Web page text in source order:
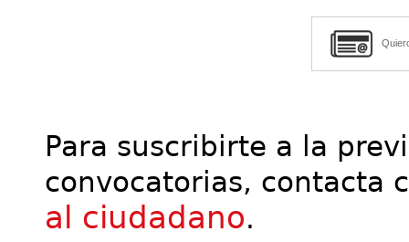
Para suscribirte a la
convocatorias, contacta
al ciudadano.